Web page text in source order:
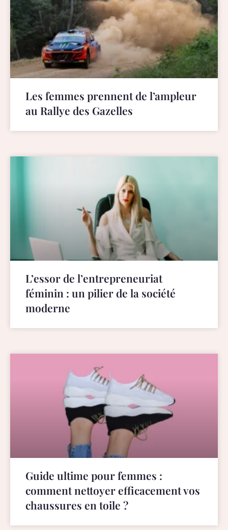
Les femmes prennent de l’ampleur
au Rallye des Gazelles
L’essor de l’entrepreneuriat
féminin : un pilier de la société
moderne
Guide ultime pour femmes :
comment nettoyer efficacement vos
chaussures en toile ?